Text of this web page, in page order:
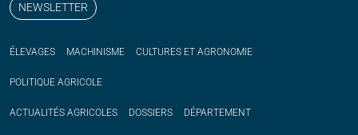
NEWSLETTER
ÉLEVAGES MACHINISME CULTURES ET AGRONOMIE
POLITIQUE AGRICOLE
ACTUALITÉS AGRICOLES DOSSIERS DÉPARTEMENT